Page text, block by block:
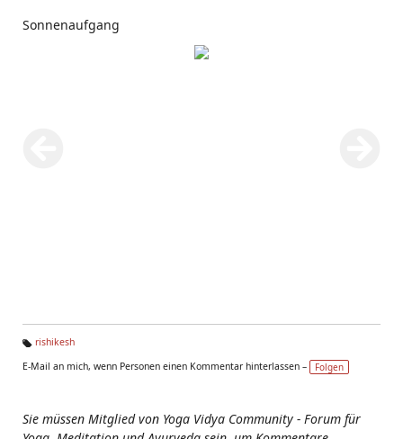
Sonnenaufgang
g
rishikesh
E-Mail an mich, wenn Personen einen Kommentar hinterlassen –
Folgen
Sie müssen Mitglied von Yoga Vidya Community - Forum für